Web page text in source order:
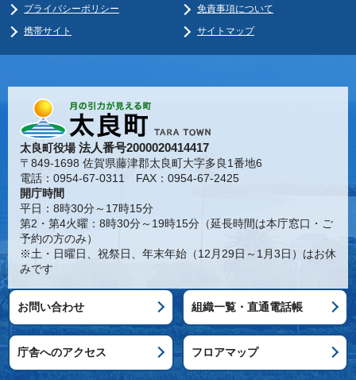
プライバシーポリシー
免責事項について
携帯サイト
サイトマップ
太良町役場法人番号2000020414417
〒849-1698 佐賀県藤津郡太良町大字多良1番地6
電話：0954-67-0311 FAX：0954-67-2425
開庁時間
平日：8時30分～17時15分
第2・第4火曜：8時30分～19時15分（延長時間は本庁窓口・ご
予約の方のみ）
※土・日曜日、祝祭日、年末年始（12月29日～1月3日）はお休
みです
お問い合わせ 組織一覧・直通電話帳
庁舎へのアクセス フロアマップ